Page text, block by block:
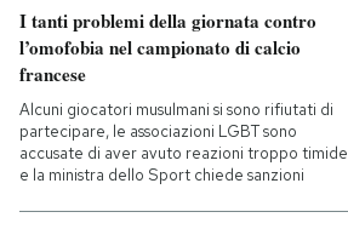
I tanti problemi della giornata contro
l’omofobia nel campionato di calcio
francese
Alcuni giocatori musulmani si sono rifiutati di
partecipare, le associazioni LGBT sono
accusate di aver avuto reazioni troppo timide
e la ministra dello Sport chiede sanzioni